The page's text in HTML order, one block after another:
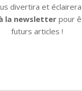
divertira et
la newsletterpour
futurs articles !